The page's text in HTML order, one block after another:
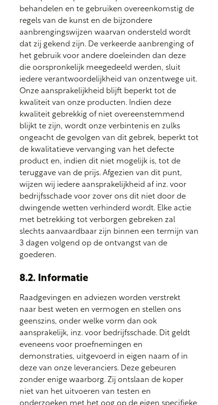
behandelen en te gebruiken overeenkomstig de
regels van de kunst en de bijzondere
aanbrengingswijzen waarvan ondersteld wordt
dat zij gekend zijn. De verkeerde aanbrenging of
het gebruik voor andere doeleinden dan deze
die oorspronkelijk meegedeeld werden, sluit
iedere verantwoordelijkheid van onzentwege uit.
Onze aansprakelijkheid blijft beperkt tot de
kwaliteit van onze producten. Indien deze
kwaliteit gebrekkig of niet overeenstemmend
blijkt te zijn, wordt onze verbintenis en zulks
ongeacht de gevolgen van dit gebrek, beperkt tot
de kwalitatieve vervanging van het defecte
product en, indien dit niet mogelijk is, tot de
teruggave van de prijs. Afgezien van dit punt,
wijzen wij iedere aansprakelijkheid af inz. voor
bedrijfsschade voor zover ons dit niet door de
dwingende wetten verhinderd wordt. Elke actie
met betrekking tot verborgen gebreken zal
slechts aanvaardbaar zijn binnen een termijn van
3 dagen volgend op de ontvangst van de
goederen.
8.2. Informatie
Raadgevingen en adviezen worden verstrekt
naar best weten en vermogen en stellen ons
geenszins, onder welke vorm dan ook
aansprakelijk, inz. voor bedrijfsschade. Dit geldt
eveneens voor proefnemingen en
demonstraties, uitgevoerd in eigen naam of in
deze van onze leveranciers. Deze gebeuren
zonder enige waarborg. Zij ontslaan de koper
niet van het uitvoeren van testen en